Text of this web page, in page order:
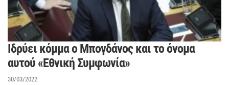
Ιδρύει κόμμα ο Μπογδάνος και το όνομα
αυτού «Εθνική Συμφωνία»
30/03/2022